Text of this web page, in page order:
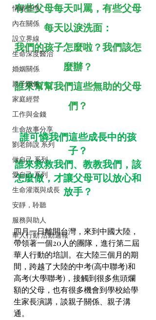
情緒管理
內在關係
設立界線
生命深度醫治
婚姻關係
親子關係
家庭經營
工作與金錢
生命故事分享
劉老師說 系列
做自己 系列
愛自己 系列
生命灌溉與成長
安靜，聆聽
服務與助人
華人行動 活動週報
有些父母每天叫罵，有些父母
每天以淚洗面：
我們的孩子怎麼啦？我們該怎
麼辦？
誰來幫幫我們這些無助的父母
們？
誰可憐我們這些成長中的孩
子？
誰來救救我們、教教我們，該
怎麼做，才讓父母可以放心和
放手？
四月一日離開台灣，來到中國大陸，
帶領著一個20人的團隊，進行第二屆
華人行動的培訓。在大陸三個月的期
間，跨越了大陸的中考(高中聯考)和
高考(大學聯考)，接觸到很多焦頭爛
額的父母，也有很多機會到學校給學
生家長演講，談親子關係、親子溝
通。